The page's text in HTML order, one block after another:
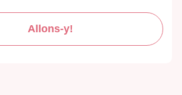
Allons-y!